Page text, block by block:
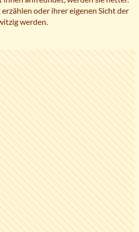
oder ihrer eigenen Sicht der
werden.